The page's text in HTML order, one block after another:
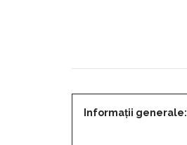
Pisici
Informaţii generale: